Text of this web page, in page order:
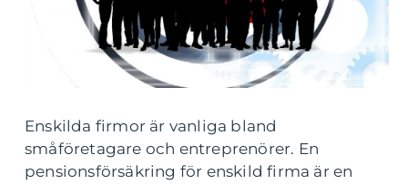
Enskilda firmor är vanliga bland
småföretagare och entreprenörer. En
pensionsförsäkring för enskild firma är en